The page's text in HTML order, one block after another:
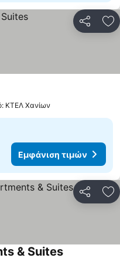
ΚΤΕΛ Χανίων
Εμφάνιση τιμών
& SuitesΕμφάνιση